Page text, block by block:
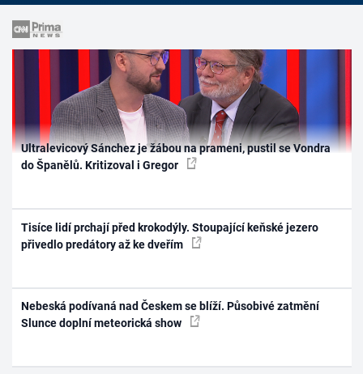
Ultralevicový Sánchez je žábou na prameni, pustil se Vondra
do Španělů. Kritizoval i Gregor
Tisíce lidí prchají před krokodýly. Stoupající keňské jezero
přivedlo predátory až ke dveřím
Nebeská podívaná nad Českem se blíží. Působivé zatmění
Slunce doplní meteorická show